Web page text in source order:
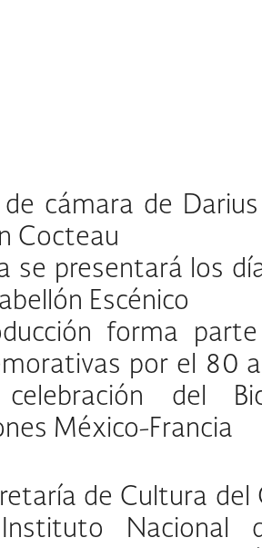
cámara de
Cocteau
se presentará los
Escénico
forma
por el 80
del
México-Francia
de Cultura
Nacional